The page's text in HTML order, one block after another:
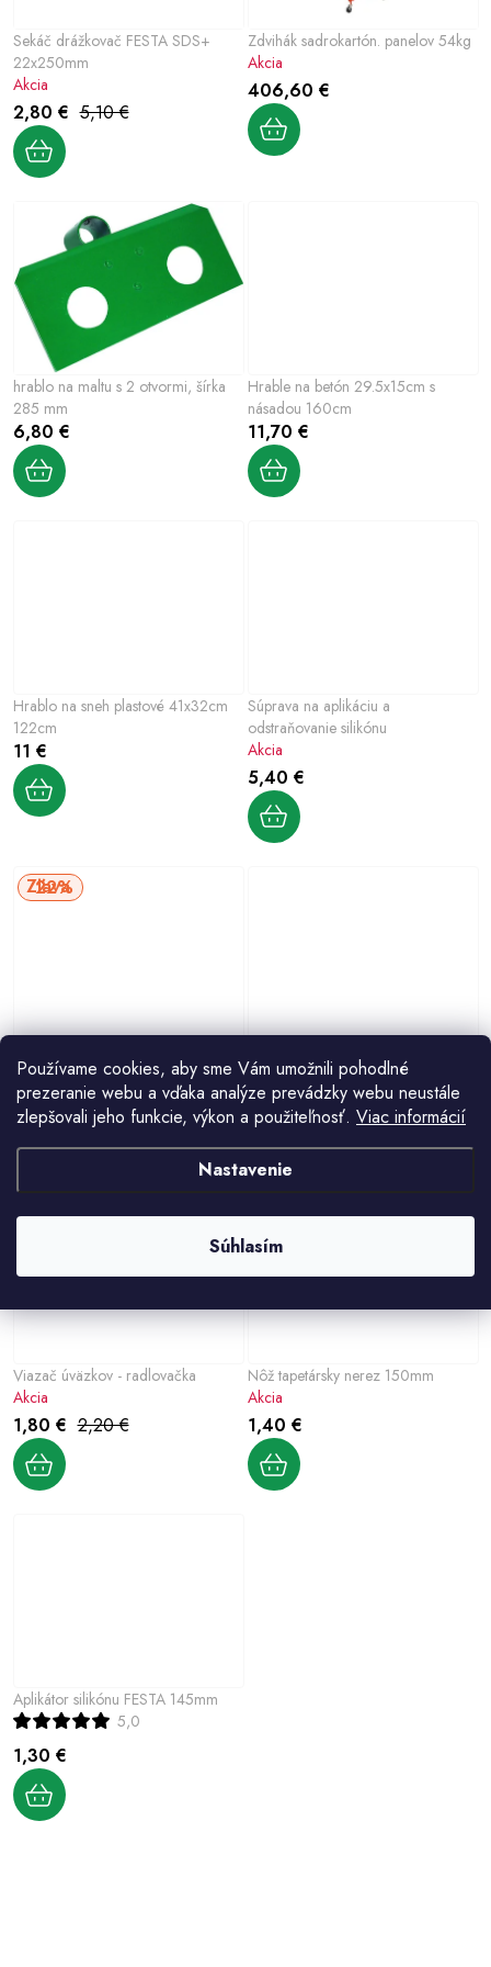
Používame cookies, aby sme Vám umožnili pohodlné
prezeranie webu a vďaka analýze prevádzky webu neustále
zlepšovali jeho funkcie, výkon a použiteľnosť. Viac informácií
Nastavenie
Súhlasím
Chovateľské potreby
Nový tovar
Jarna záhradka
Výpredaj
Letná sezóna
World Cleanup Day
Obchodné podmienky
Podmienky ochrany osobných údajov
Vrátenie a reklamácia
Kontaktujte nás Moja objednávka
r
d
o
v
r
o
d
u
k
v
Sekáč drážkovač FESTA SDS+
22x250mm
2,80 € 5,10 €
Akcia
Zdvihák sadrokartón. panelov 54kg
406,60 €
Akcia
hrablo na maltu s 2 otvormi, šírka
285 mm
6,80 €
Hrable na betón 29.5x15cm s
násadou 160cm
11,70 €
Hrablo na sneh plastové 41x32cm
122cm
11 €
Súprava na aplikáciu a
odstraňovanie silikónu
5,40 €
Akcia
22%
4,70 € 6,10 €
Akcia
285 mm
6,80 €
Viazač úväzkov - radlovačka
18%
1,80 € 2,20 €
Akcia
Nôž tapetársky nerez 150mm
1,40 €
Akcia
5,0
Aplikátor silikónu FESTA 145mm
1,30 €